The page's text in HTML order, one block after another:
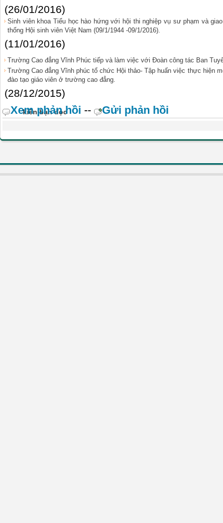
(26/01/2016)
Sinh viên khoa Tiểu học hào hứng với hội thi nghiệp vụ sư phạm và
thống Hội sinh viên Việt Nam (09/1/1944 -09/1/2016).
(11/01/2016)
Trường Cao đẳng Vĩnh Phúc tiếp và làm việc với Đoàn công tác Ban
Trường Cao đẳng Vĩnh phúc tổ chức Hội thảo- Tập huấn việc thực hiện
đào tạo giáo viên ở trường cao đẳng.
(28/12/2015)
kiến bạn đọc
Xem phản hồi -- Gửi phản hồi